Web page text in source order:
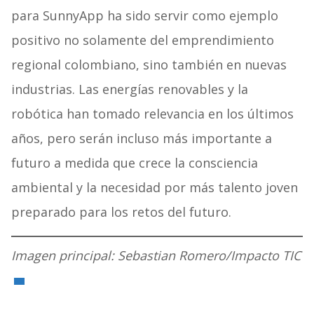
para SunnyApp ha sido servir como ejemplo
positivo no solamente del emprendimiento
regional colombiano, sino también en nuevas
industrias. Las energías renovables y la
robótica han tomado relevancia en los últimos
años, pero serán incluso más importante a
futuro a medida que crece la consciencia
ambiental y la necesidad por más talento joven
preparado para los retos del futuro.
Imagen principal: Sebastian Romero/Impacto TIC